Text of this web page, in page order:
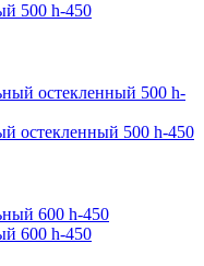
500 h-450
остекленный 500 h-450
600 h-450